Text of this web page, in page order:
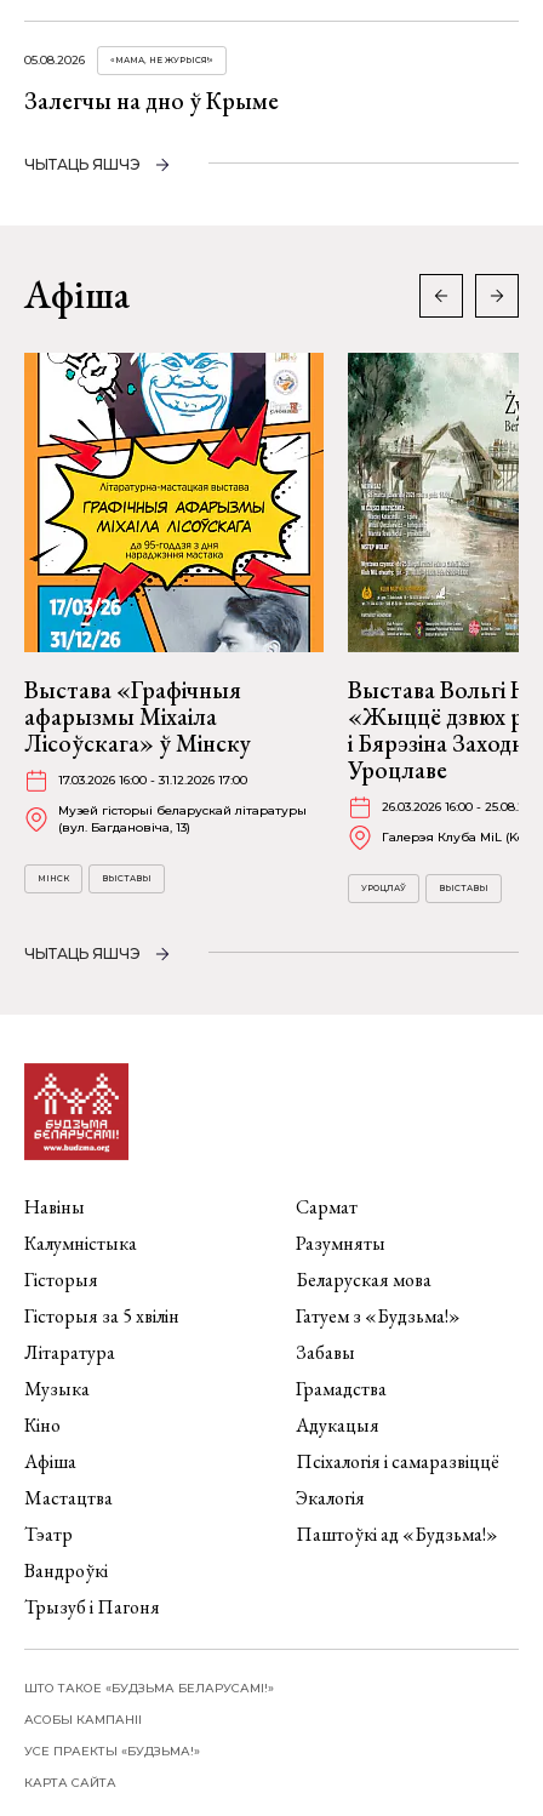
05.08.2026 «МАМА, НЕ ЖУРЫСЯ!»
Залегчы на дно ў Крыме
ЧЫТАЦЬ ЯШЧЭ
Афіша
Выстава «Графічныя
афарызмы Міхаіла
Лісоўскага» ў Мінску
17.03.2026 16:00 - 31.12.2026 17:00
Музей гісторыі беларускай літаратуры
(вул. Багдановіча, 13)
МІНСК ВЫСТАВЫ
Выстава Вольгі
«Жыццё дзвюх
і Бярэзіна
Уроцлаве
26.03.2026 16:00 -
Галерэя Клуба MiL
УРОЦЛАЎ ВЫСТАВЫ
ЧЫТАЦЬ ЯШЧЭ
Навіны
Калумністыка
Гісторыя
Гісторыя за 5 хвілін
Літаратура
Музыка
Кіно
Афіша
Мастацтва
Тэатр
Вандроўкі
Трызуб і Пагоня
Сармат
Разумняты
Беларуская мова
Гатуем з «Будзьма!»
Забавы
Грамадства
Адукацыя
Псіхалогія і самаразвіццё
Экалогія
Паштоўкі ад «Будзьма!»
ШТО ТАКОЕ «БУДЗЬМА БЕЛАРУСАМІ!»
АСОБЫ КАМПАНІІ
УСЕ ПРАЕКТЫ «БУДЗЬМА!»
КАРТА САЙТА